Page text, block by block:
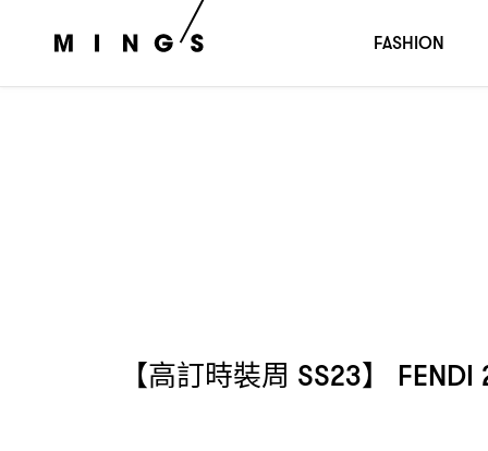
【高訂時裝周 SS23】 FENDI
FASHION
【高訂時裝周SS23